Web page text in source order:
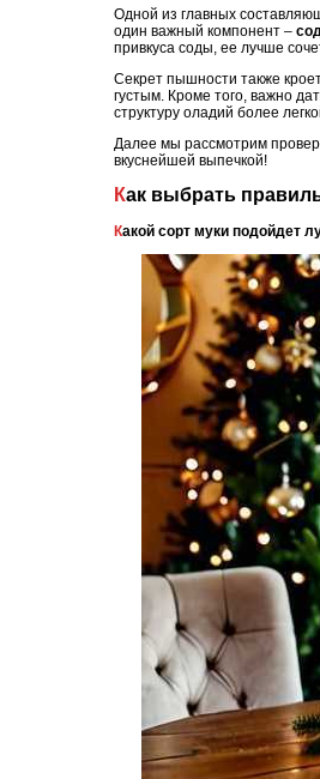
Одной из главных
один важный компонент –
привкуса соды, ее лучше
Секрет пышности также
густым. Кроме того, важно
структуру оладий более
Далее мы рассмотрим
вкуснейшей выпечкой!
Как выбрать
Какой сорт муки подойдет